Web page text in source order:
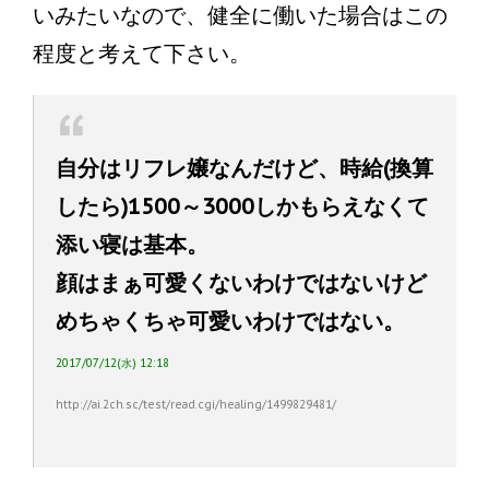
いみたいなので、健全に働いた場合はこの
程度と考えて下さい。
自分はリフレ嬢なんだけど、時給(換算
したら)1500～3000しかもらえなくて
添い寝は基本。
顔はまぁ可愛くないわけではないけど
めちゃくちゃ可愛いわけではない。
2017/07/12(水) 12:18
http://ai.2ch.sc/test/read.cgi/healing/1499829481/